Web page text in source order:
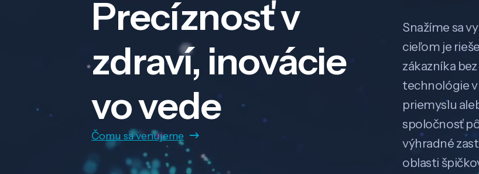
Precíznosť v
zdraví, inovácie
vo vede
Čomu sa venujeme
Snažíme sa
cieľom je
zákazníka
technológie
priemyslu
spoločnosť
výhradné
oblasti